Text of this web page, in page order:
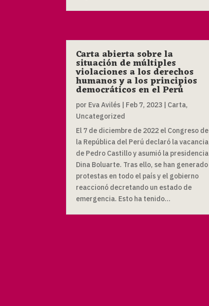
Carta abierta sobre la
situación de múltiples
violaciones a los derechos
humanos y a los principios
democráticos en el Perú
por Eva Avilés | Feb 7, 2023 | Carta,
Uncategorized
El 7 de diciembre de 2022 el Congreso de
la República del Perú declaró la vacancia
de Pedro Castillo y asumió la presidencia
Dina Boluarte. Tras ello, se han generado
protestas en todo el país y el gobierno
reaccionó decretando un estado de
emergencia. Esto ha tenido...